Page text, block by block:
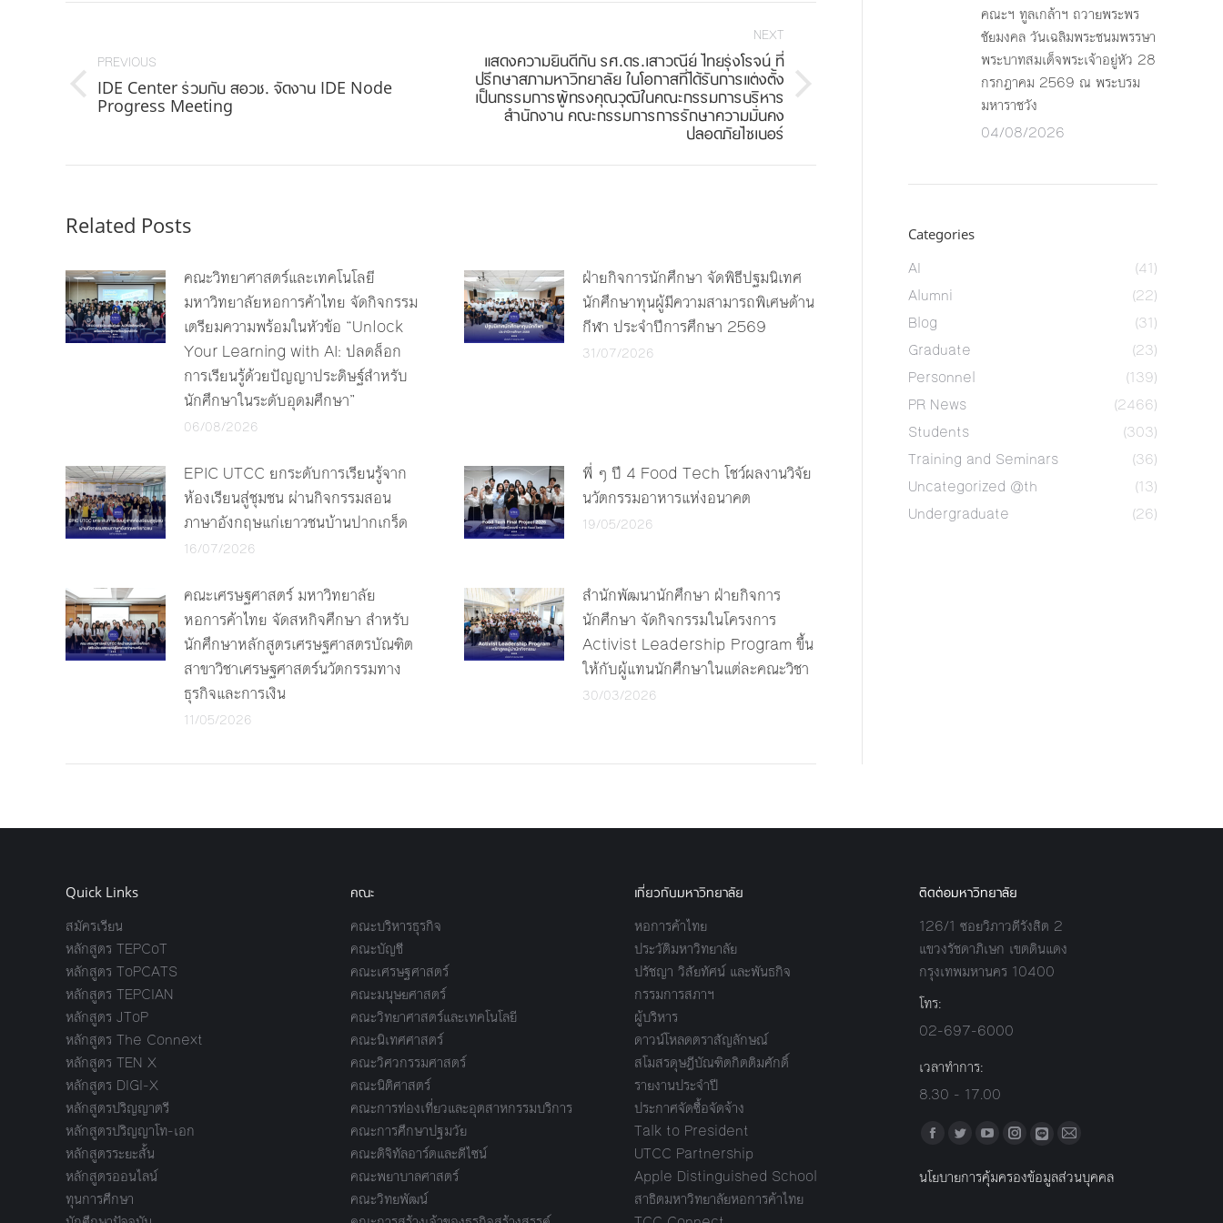
PREVIOUS
Previous
post:
IDE Center ร่วมกับ สอวช. จัดงาน IDE Node
Progress Meeting
NEXT
Next
post:
แสดงความยินดีกับ รศ.ดร.เสาวณีย์ ไทยรุ่งโรจน์ ที่
ปรึกษาสภามหาวิทยาลัย ในโอกาสที่ได้รับการแต่งตั้ง
เป็นกรรมการผู้ทรงคุณวุฒิในคณะกรรมการบริหาร
สำนักงาน คณะกรรมการการรักษาความมั่นคง
ปลอดภัยไซเบอร์
Related Posts
คณะวิทยาศาสตร์และเทคโนโลยี
มหาวิทยาลัยหอการค้าไทย จัดกิจกรรม
เตรียมความพร้อมในหัวข้อ “Unlock
Your Learning with AI: ปลดล็อก
การเรียนรู้ด้วยปัญญาประดิษฐ์สำหรับ
นักศึกษาในระดับอุดมศึกษา”
06/08/2026
ฝ่ายกิจการนักศึกษา จัดพิธีปฐมนิเทศ
นักศึกษาทุนผู้มีความสามารถพิเศษด้าน
กีฬา ประจำปีการศึกษา 2569
31/07/2026
EPIC UTCC ยกระดับการเรียนรู้จาก
ห้องเรียนสู่ชุมชน ผ่านกิจกรรมสอน
ภาษาอังกฤษแก่เยาวชนบ้านปากเกร็ด
16/07/2026
พี่ ๆ ปี 4 Food Tech โชว์ผลงานวิจัย
นวัตกรรมอาหารแห่งอนาคต
19/05/2026
คณะเศรษฐศาสตร์ มหาวิทยาลัย
หอการค้าไทย จัดสหกิจศึกษา สำหรับ
นักศึกษาหลักสูตรเศรษฐศาสตรบัณฑิต
สาขาวิชาเศรษฐศาสตร์นวัตกรรมทาง
ธุรกิจและการเงิน
11/05/2026
สำนักพัฒนานักศึกษา ฝ่ายกิจการ
นักศึกษา จัดกิจกรรมในโครงการ
Activist Leadership Program ขึ้น
ให้กับผู้แทนนักศึกษาในแต่ละคณะวิชา
30/03/2026
คณะฯ ทูลเกล้าฯ ถวายพระพร
ชัยมงคล วันเฉลิมพระชนมพรรษา
พระบาทสมเด็จพระเจ้าอยู่หัว 28
กรกฎาคม 2569 ณ พระบรม
มหาราชวัง
04/08/2026
Categories
AI
(41)
Alumni
(22)
Blog
(31)
Graduate
(23)
Personnel
(139)
PR News
(2466)
Students
(303)
Training and Seminars
(36)
Uncategorized @th
(13)
Undergraduate
(26)
Quick Links
สมัครเรียน
หลักสูตร TEPCoT
หลักสูตร ToPCATS
หลักสูตร TEPCIAN
หลักสูตร JToP
หลักสูตร The Connext
หลักสูตร TEN X
หลักสูตร DIGI-X
หลักสูตรปริญญาตรี
หลักสูตรปริญญาโท-เอก
หลักสูตรระยะสั้น
หลักสูตรออนไลน์
ทุนการศึกษา
คณะ
คณะบริหารธุรกิจ
คณะบัญชี
คณะเศรษฐศาสตร์
คณะมนุษยศาสตร์
คณะวิทยาศาสตร์และเทคโนโลยี
คณะนิเทศศาสตร์
คณะวิศวกรรมศาสตร์
คณะนิติศาสตร์
คณะการท่องเที่ยวและอุตสาหกรรมบริการ
คณะการศึกษาปฐมวัย
คณะดิจิทัลอาร์ตและดีไซน์
คณะพยาบาลศาสตร์
คณะวิทยพัฒน์
เกี่ยวกับมหาวิทยาลัย
หอการค้าไทย
ประวัติมหาวิทยาลัย
ปรัชญา วิสัยทัศน์ และพันธกิจ
กรรมการสภาฯ
ผู้บริหาร
ดาวน์โหลดตราสัญลักษณ์
สโมสรดุษฎีบัณฑิตกิตติมศักดิ์
รายงานประจำปี
ประกาศจัดซื้อจัดจ้าง
Talk to President
UTCC Partnership
Apple Distinguished School
สาธิตมหาวิทยาลัยหอการค้าไทย
ติดต่อมหาวิทยาลัย
126/1 ซอยวิภาวดีรังสิต 2
แขวงรัชดาภิเษก เขตดินแดง
กรุงเทพมหานคร 10400
โทร:
02-697-6000
เวลาทำการ:
8.30 - 17.00
Find us on:
Facebook
TwitterYouTube
Instagram
LineMail
นโยบายการคุ้มครองข้อมูลส่วนบุคคล